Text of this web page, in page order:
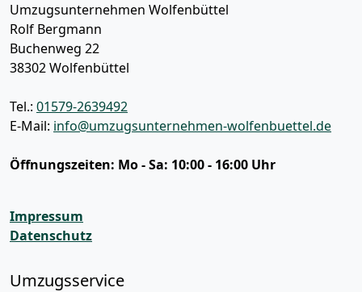
Umzugsunternehmen Wolfenbüttel
Rolf Bergmann
Buchenweg 22
38302Wolfenbüttel
Tel.: 01579-2639492
E-Mail: info@umzugsunternehmen-wolfenbuettel.de
Öffnungszeiten: Mo - Sa: 10:00 - 16:00 Uhr
Impressum
Datenschutz
Umzugsservice